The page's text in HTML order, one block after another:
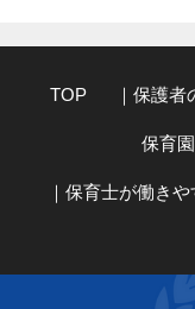
TOP ｜保護
保育
｜保育士が働き
｜子どもの心